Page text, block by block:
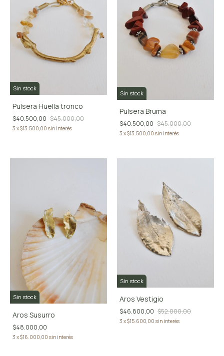
Sin stock
Pulsera Huella tronco
$40.500,00 $45.000,00
3 x$13.500,00 sin interés
Sin stock
Pulsera Bruma
$40.500,00 $45.000,00
3 x$13.500,00 sin interés
Sin stock
Aros Susurro
$48.000,00
3 x$16.000,00 sin interés
Sin stock
Aros Vestigio
$46.800,00 $52.000,00
3 x$15.600,00 sin interés